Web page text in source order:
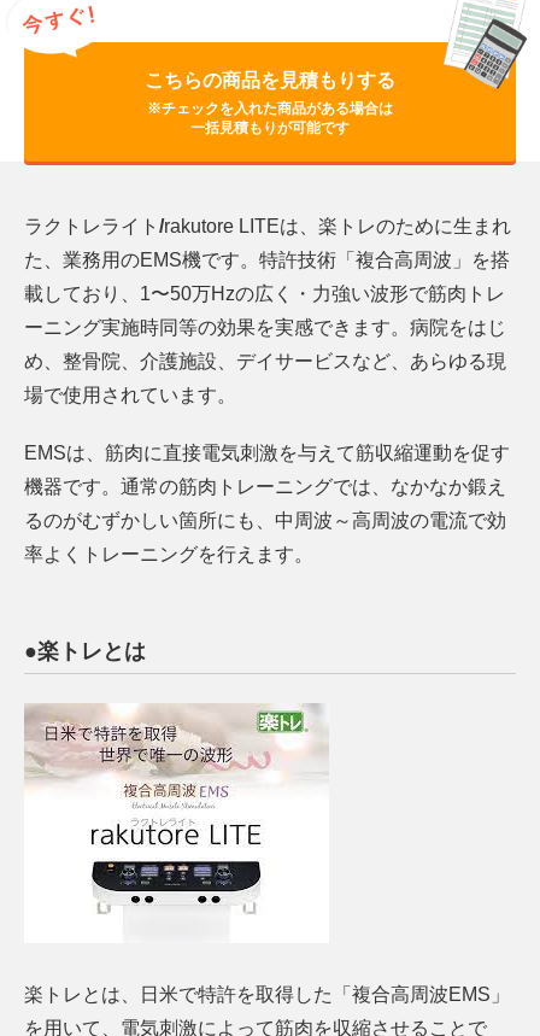
こちらの商品を見積もりする
※チェックを入れた商品がある場合は
一括見積もりが可能です
ラクトレライト /rakutore LITEは、楽トレのために生まれ
た、 業務用のEMS機です。特許技術「複合高周波」を搭
載しており、 1〜50万Hzの広く・力強い波形で筋肉トレ
ーニング実施時同等の効果を実感できます。病院をはじ
め、整骨院、介護施設、デイサービスなど、あらゆる現
場で使用されています。
EMSは、筋肉に直接電気刺激を与えて筋収縮運動を促す
機器です。通常の筋肉トレーニングでは、なかなか鍛え
るのがむずかしい箇所にも、中周波～高周波の電流で効
率よくトレーニングを行えます。
●楽トレとは
楽トレとは、日米で特許を取得した「複合高周波EMS」
を用いて、 電気刺激によって筋肉を収縮させることで